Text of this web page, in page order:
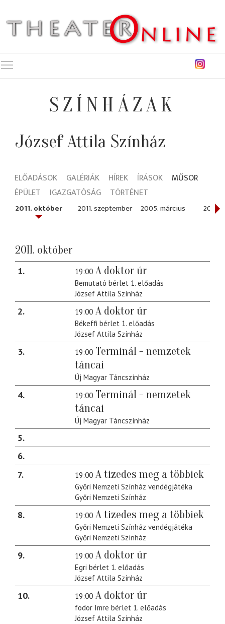
SZÍNHÁZAK
József Attila Színház
ELŐADÁSOK GALÉRIÁK HÍREK ÍRÁSOK
MŰSOR
ÉPÜLET
IGAZGATÓSÁG TÖRTÉNET
2011. október 2011. szeptember 2005. március 2005.
2011. október
1 19:00 A doktor úr
Bemutató bérlet 1. előadás
József Attila Színház
2 19:00 A doktor úr
Békeffi bérlet 1. előadás
József Attila Színház
3 19:00 Terminál - nemzetek
táncai
Új Magyar Táncszínház
4 19:00 Terminál - nemzetek
táncai
Új Magyar Táncszínház
5
6
7
19:00 A tizedes meg a többiek
Győri Nemzeti Színház vendégjátéka
Győri Nemzeti Színház
8 19:00 A tizedes meg a többiek
Győri Nemzeti Színház vendégjátéka
Győri Nemzeti Színház
9 19:00 A doktor úr
Egri bérlet 1. előadás
József Attila Színház
10 19:00 A doktor úr
fodor Imre bérlet 1. előadás
József Attila Színház